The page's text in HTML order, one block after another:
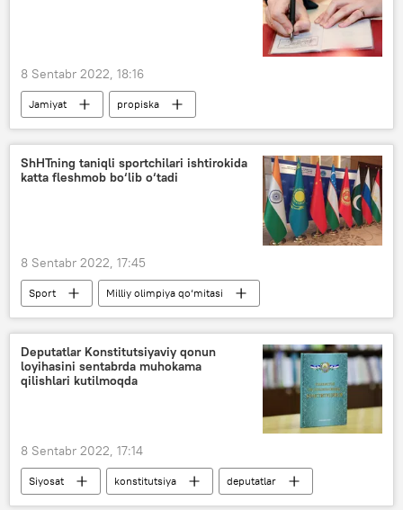
8 Sentabr 2022, 18:16
Jamiyat propiska
ShHTning taniqli sportchilari ishtirokida
katta fleshmob bo‘lib o‘tadi
8 Sentabr 2022, 17:45
Sport
Milliy olimpiya qo‘mitasi
Shanxay hamkorlik tashkiloti (ShHT)
Deputatlar Konstitutsiyaviy qonun
loyihasini sentabrda muhokama
qilishlari kutilmoqda
8 Sentabr 2022, 17:14
Siyosat konstitutsiya deputatlar